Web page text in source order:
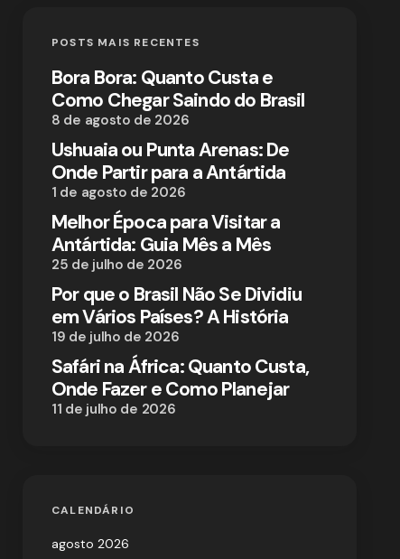
POSTS MAIS RECENTES
Bora Bora: Quanto Custa e
Como Chegar Saindo do Brasil
8 de agosto de 2026
Ushuaia ou Punta Arenas: De
Onde Partir para a Antártida
1 de agosto de 2026
Melhor Época para Visitar a
Antártida: Guia Mês a Mês
25 de julho de 2026
Por que o Brasil Não Se Dividiu
em Vários Países? A História
19 de julho de 2026
Safári na África: Quanto Custa,
Onde Fazer e Como Planejar
11 de julho de 2026
CALENDÁRIO
agosto 2026